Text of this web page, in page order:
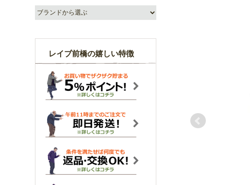
レイブ前橋の嬉しい特徴